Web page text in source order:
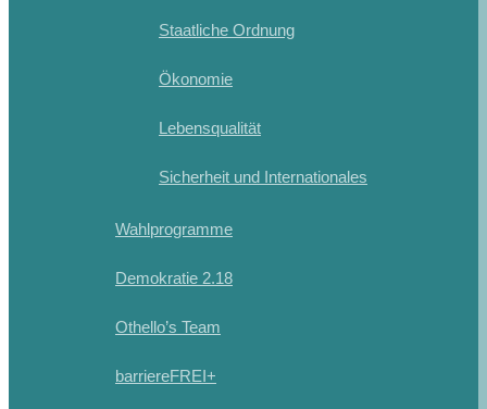
Staatliche Ordnung
Ökonomie
Lebensqualität
Sicherheit und Internationales
Wahlprogramme
Demokratie 2.18
Othello’s Team
barriereFREI+